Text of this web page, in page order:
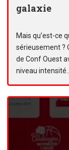
galaxie
Mais qu’est-ce
sérieusement ?
de Conf Ouest
niveau intensité....